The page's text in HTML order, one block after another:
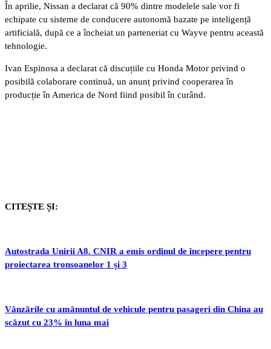
În aprilie, Nissan a declarat că 90% dintre modelele sale vor fi
echipate cu sisteme de conducere autonomă bazate pe inteligență
artificială, după ce a încheiat un parteneriat cu Wayve pentru această
tehnologie.
Ivan Espinosa a declarat că discuțiile cu Honda Motor privind o
posibilă colaborare continuă, un anunț privind cooperarea în
producție în America de Nord fiind posibil în curând.
CITEȘTE ȘI:
Autostrada Unirii A8. CNIR a emis ordinul de începere pentru
proiectarea tronsoanelor 1 și 3
Vânzările cu amănuntul de vehicule pentru pasageri din China au
scăzut cu 23% în luna mai